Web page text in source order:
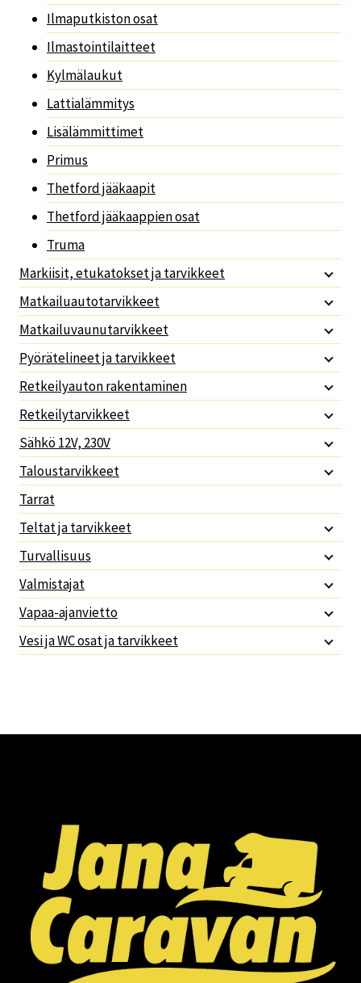
Ilmaputkiston osat
Ilmastointilaitteet
Kylmälaukut
Lattialämmitys
Lisälämmittimet
Primus
Thetford jääkaapit
Thetford jääkaappien osat
Truma
Markiisit, etukatokset ja tarvikkeet
Matkailuautotarvikkeet
Matkailuvaunutarvikkeet
Pyörätelineet ja tarvikkeet
Retkeilyauton rakentaminen
Retkeilytarvikkeet
Sähkö 12V, 230V
Taloustarvikkeet
Tarrat
Teltat ja tarvikkeet
Turvallisuus
Valmistajat
Vapaa-ajanvietto
Vesi ja WC osat ja tarvikkeet